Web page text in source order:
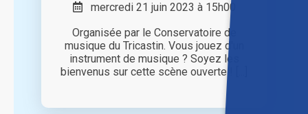
mercredi 21 juin 2023 à 15h00
Organisée par le Conservatoire de
musique du Tricastin. Vous jouez d'un
instrument de musique ? Soyez les
bienvenus sur cette scène ouverte ! [...]